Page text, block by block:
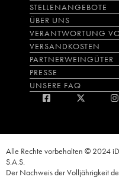
STELLENANGEBOTE
ÜBER UNS
VERANTWORTUNG
VERSANDKOSTEN
PARTNERWEINGÜTER
PRESSE
UNSERE FAQ
Alle Rechte vorbehalten © 2024
S.A.S.
Der Nachweis der Volljährigkeit